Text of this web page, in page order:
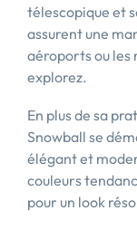
télescopique et
assurent une
aéroports ou les
explorez.
En plus de sa
Snowball se
élégant et
couleurs
pour un look